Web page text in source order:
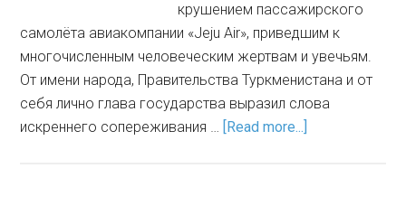
крушением пассажирского
самолёта авиакомпании «Jeju Air», приведшим к
многочисленным человеческим жертвам и увечьям.
От имени народа, Правительства Туркменистана и от
себя лично глава государства выразил слова
искреннего сопереживания … [Read more...]